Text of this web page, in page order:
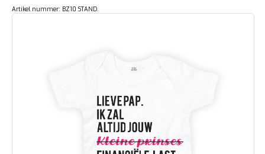
Artikel nummer: BZ10 STAND.